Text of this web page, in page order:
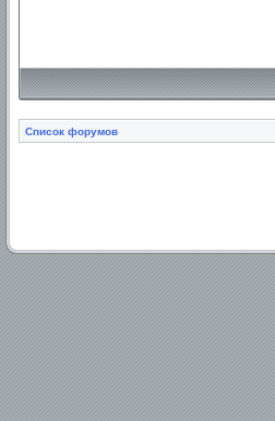
Список форумов